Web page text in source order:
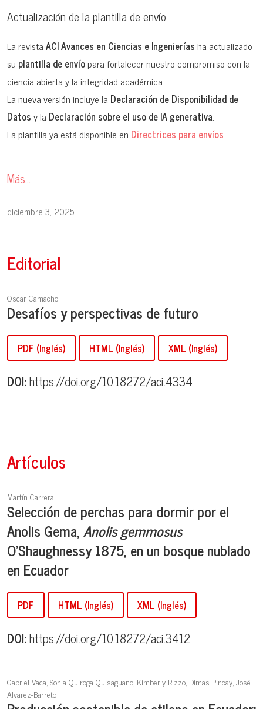
Actualización de la plantilla de envío
La revistaACI Avances en Ciencias e Ingenierías ha actualizado
su plantilla de envíopara fortalecer nuestro compromiso con la
ciencia abierta y la integridad académica.
La nueva versión incluye la Declaración de Disponibilidad de
Datosy la Declaración sobre el uso de IA generativa.
La plantilla ya está disponible en Directrices para envíos.
Más…
diciembre 3, 2025
Editorial
Oscar Camacho
Desafíos y perspectivas de futuro
PDF (Inglés) HTML (Inglés) XML (Inglés)
DOI:https://doi.org/10.18272/aci.4334
Artículos
Martín Carrera
Selección de perchas para dormir por el
Anolis Gema,Anolis gemmosus
O'Shaughnessy 1875, en un bosque nublado
en Ecuador
PDF HTML (Inglés) XML (Inglés)
DOI:https://doi.org/10.18272/aci.3412
Gabriel Vaca, Sonia Quiroga Quisaguano, Kimberly Rizzo, Dimas Pincay, José
Alvarez-Barreto